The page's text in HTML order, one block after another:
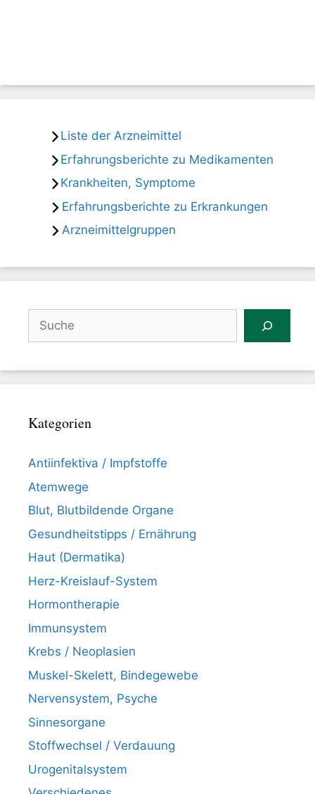
Liste der Arzneimittel
Erfahrungsberichte zu Medikamenten
Krankheiten, Symptome
Erfahrungsberichte zu Erkrankungen
Arzneimittelgruppen
Suchen
Kategorien
Antiinfektiva / Impfstoffe
Atemwege
Blut, Blutbildende Organe
Gesundheitstipps / Ernährung
Haut (Dermatika)
Herz-Kreislauf-System
Hormontherapie
Immunsystem
Krebs / Neoplasien
Muskel-Skelett, Bindegewebe
Nervensystem, Psyche
Sinnesorgane
Stoffwechsel / Verdauung
Urogenitalsystem